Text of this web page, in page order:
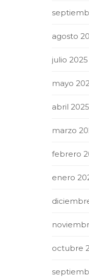
agosto
julio 2025
mayo
abril 2025
marzo
febrero
enero
octubre